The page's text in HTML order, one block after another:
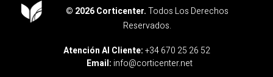
© 2026 Corticenter.Todos Los Derechos
Reservados.
Atención Al Cliente:+34 670 25 26 52
Email: info@corticenter.net